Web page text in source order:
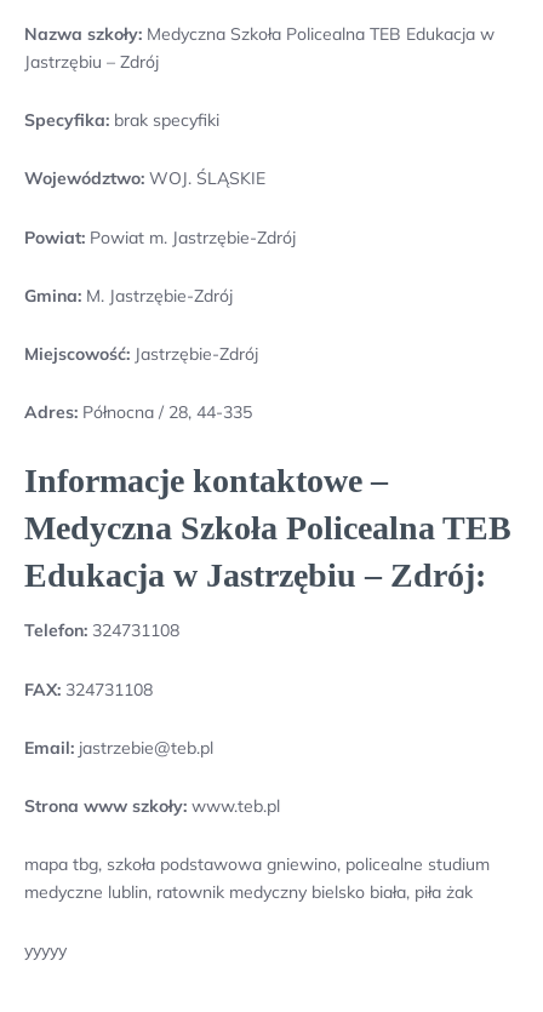
Nazwa szkoły: Medyczna Szkoła Policealna TEB Edukacja w
Jastrzębiu – Zdrój
Specyfika: brak specyfiki
Województwo: WOJ. ŚLĄSKIE
Powiat: Powiat m. Jastrzębie-Zdrój
Gmina: M. Jastrzębie-Zdrój
Miejscowość: Jastrzębie-Zdrój
Adres: Północna / 28, 44-335
Informacje kontaktowe –
Medyczna Szkoła Policealna TEB
Edukacja w Jastrzębiu – Zdrój:
Telefon: 324731108
FAX: 324731108
Email: jastrzebie@teb.pl
Strona www szkoły: www.teb.pl
mapa tbg, szkoła podstawowa gniewino, policealne studium
medyczne lublin, ratownik medyczny bielsko biała, piła żak
yyyyy